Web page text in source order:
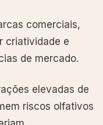
comerciais,
criatividade e
de mercado.
elevadas de
riscos olfativos